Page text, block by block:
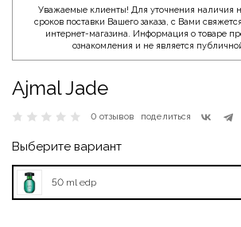
Уважаемые клиенты! Для уточнения наличия
сроков поставки Вашего заказа, с Вами
интернет-магазина. Информация о товаре
ознакомления и не является
Ajmal Jade
0 отзывов поделиться
Выберите вариант
50 ml edp